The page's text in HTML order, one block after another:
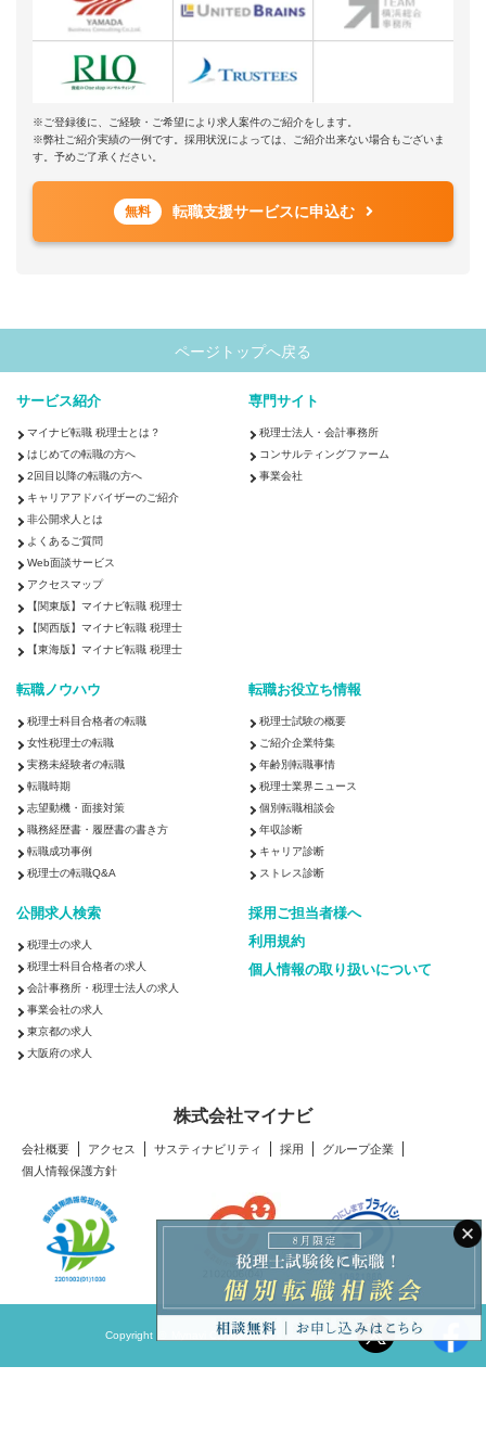
※ご登録後に、ご経験・ご希望により求人案件のご紹介をします。
※弊社ご紹介実績の一例です。採用状況によっては、ご紹介出来ない場合もございま
す。予めご了承ください。
無料 転職支援サービスに申込む
ページトップへ戻る
サービス紹介
マイナビ転職 税理士とは？
はじめての転職の方へ
2回目以降の転職の方へ
キャリアアドバイザーのご紹介
非公開求人とは
よくあるご質問
Web面談サービス
アクセスマップ
【関東版】マイナビ転職 税理士
【関西版】マイナビ転職 税理士
【東海版】マイナビ転職 税理士
専門サイト
税理士法人・会計事務所
コンサルティングファーム
事業会社
転職ノウハウ
税理士科目合格者の転職
女性税理士の転職
実務未経験者の転職
転職時期
志望動機・面接対策
職務経歴書・履歴書の書き方
転職成功事例
税理士の転職Q&A
転職お役立ち情報
税理士試験の概要
ご紹介企業特集
年齢別転職事情
税理士業界ニュース
個別転職相談会
年収診断
キャリア診断
ストレス診断
公開求人検索
税理士の求人
税理士科目合格者の求人
会計事務所・税理士法人の求人
事業会社の求人
東京都の求人
大阪府の求人
採用ご担当者様へ
利用規約
個人情報の取り扱いについて
株式会社マイナビ
会社概要 アクセス サスティナビリティ 採用
グループ企業
個人情報保護方針
Copyright © Mynavi Corporation